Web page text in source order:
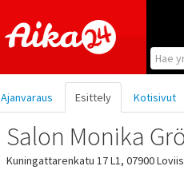
Ajanvaraus Esittely Kotisivut
Salon Monika
Kuningattarenkatu 17 L1, 07900